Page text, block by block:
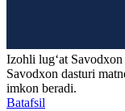
Izohli lugʻat Savodxon
Savodxon dasturi
imkon beradi.
Batafsil